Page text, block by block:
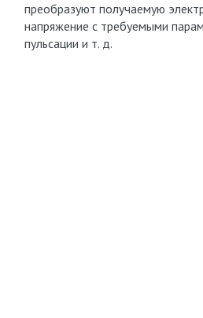
преобразуют получаемую
напряжение с требуемыми
пульсации и т. д.